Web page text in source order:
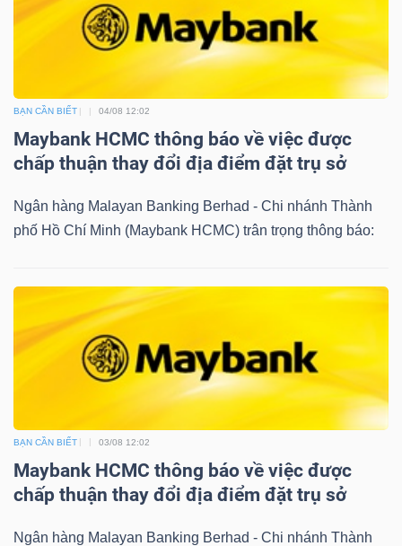
BẠN CẦN BIẾT 04/08 12:02
Maybank HCMC thông báo về việc được
chấp thuận thay đổi địa điểm đặt trụ sở
Ngân hàng Malayan Banking Berhad - Chi nhánh Thành
phố Hồ Chí Minh (Maybank HCMC) trân trọng thông báo:
BẠN CẦN BIẾT 03/08 12:02
Maybank HCMC thông báo về việc được
chấp thuận thay đổi địa điểm đặt trụ sở
Ngân hàng Malayan Banking Berhad - Chi nhánh Thành